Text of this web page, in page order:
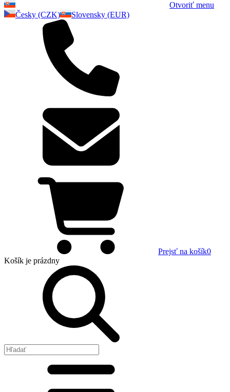
Otvoriť menu
Česky (CZK)
Slovensky (EUR)
Prejsť na košík0
Košík je prázdny